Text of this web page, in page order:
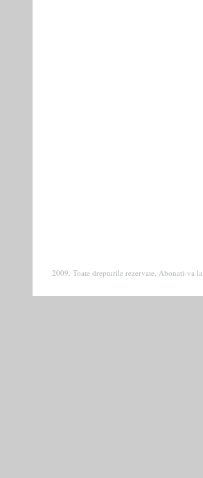
2009. Toate drepturile rezervate. Abonati-va la